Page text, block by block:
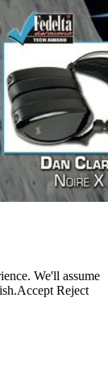
We'll assume
Accept Reject